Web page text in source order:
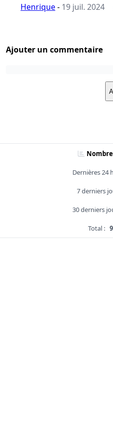
Henrique- 19 juil. 2024
Ajouter un commentaire
Dernières 24
7 derniers
30 derniers
Total :